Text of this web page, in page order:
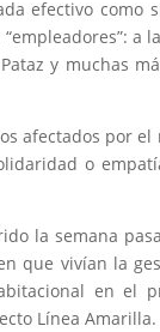
efectivo como
a
y muchas
afectados por el
o
la semana
que vivían la
en el
Línea Amarilla.